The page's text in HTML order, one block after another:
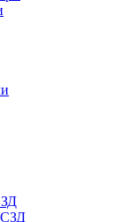
СЗД